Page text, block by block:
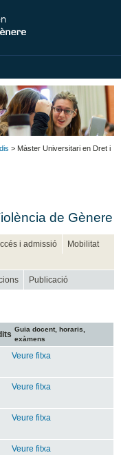
> Màster Universitari en Dret i
de Gènere
i admissió
Mobilitat
Publicació
Guia docent, horaris,
exàmens
Veure fitxa
Veure fitxa
Veure fitxa
Veure fitxa